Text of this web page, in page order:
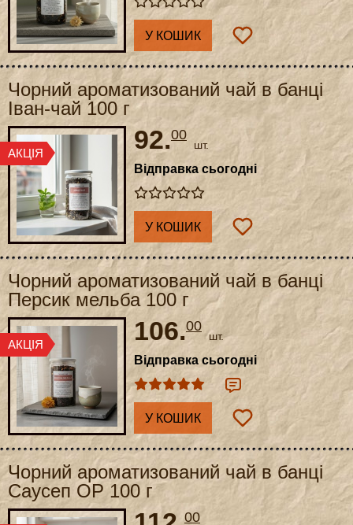
У КОШИК
Чорний ароматизований чай в банці
Іван-чай 100 г
92.00
шт.
Відправка сьогодні
У КОШИК
Чорний ароматизований чай в банці
Персик мельба 100 г
106.00
шт.
Відправка сьогодні
У КОШИК
Чорний ароматизований чай в банці
Саусеп ОР 100 г
00